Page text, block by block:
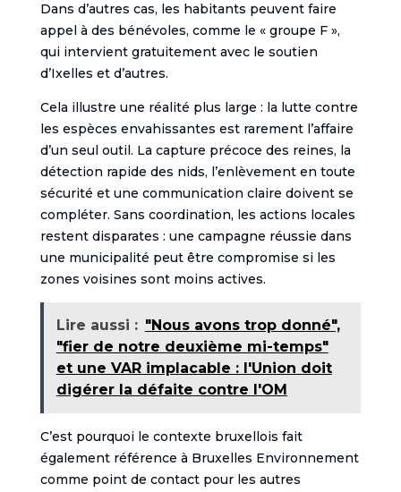
Dans d’autres cas, les habitants peuvent faire
appel à des bénévoles, comme le « groupe F »,
qui intervient gratuitement avec le soutien
d’Ixelles et d’autres.
Cela illustre une réalité plus large : la lutte contre
les espèces envahissantes est rarement l’affaire
d’un seul outil. La capture précoce des reines, la
détection rapide des nids, l’enlèvement en toute
sécurité et une communication claire doivent se
compléter. Sans coordination, les actions locales
restent disparates : une campagne réussie dans
une municipalité peut être compromise si les
zones voisines sont moins actives.
Lire aussi : "Nous avons trop donné",
"fier de notre deuxième mi-temps"
et une VAR implacable : l'Union doit
digérer la défaite contre l'OM
C’est pourquoi le contexte bruxellois fait
également référence à Bruxelles Environnement
comme point de contact pour les autres